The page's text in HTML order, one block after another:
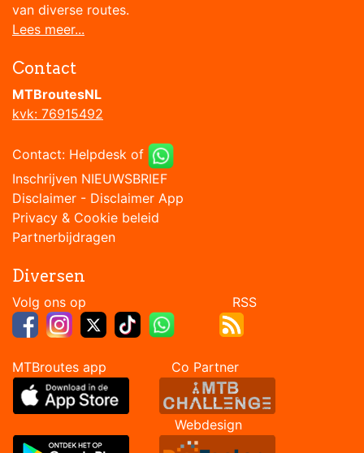
van diverse routes.
Lees meer...
Contact
MTBroutesNL
kvk: 76915492
Contact: Helpdesk of
Inschrijven NIEUWSBRIEF
Disclaimer - Disclaimer App
Privacy & Cookie beleid
Partnerbijdragen
Diversen
Volg ons op RSS
MTBroutes app Co Partner
Webdesign